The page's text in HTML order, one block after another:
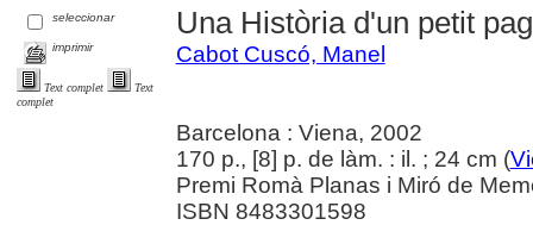
seleccionar
imprimir
Text complet
Text
complet
Una Història d'un petit
Cabot Cuscó, Manel
Barcelona : Viena, 2002
170 p., [8] p. de làm. : il. ; 24 cm (
Premi Romà Planas i Miró de
ISBN 8483301598